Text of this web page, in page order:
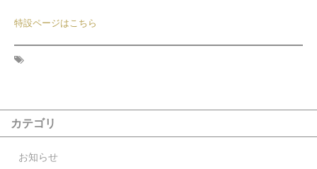
特設ページはこちら
カテゴリ
お知らせ